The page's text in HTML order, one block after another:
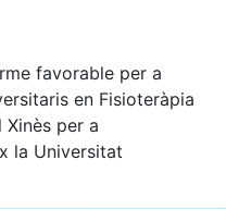
favorable per a
en Fisioteràpia
per a
la Universitat